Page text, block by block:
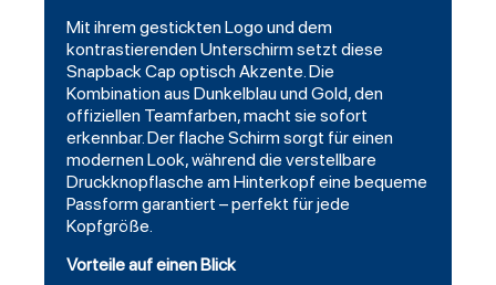
Mit ihrem gestickten Logo und dem
kontrastierenden Unterschirm setzt diese
Snapback Cap optisch Akzente. Die
Kombination aus Dunkelblau und Gold, den
offiziellen Teamfarben, macht sie sofort
erkennbar. Der flache Schirm sorgt für einen
modernen Look, während die verstellbare
Druckknopflasche am Hinterkopf eine bequeme
Passform garantiert – perfekt für jede
Kopfgröße.
Vorteile auf einen Blick